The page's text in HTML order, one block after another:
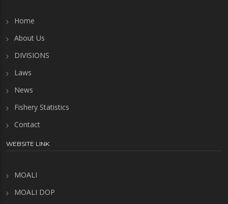
Home
About Us
DIVISIONS
Laws
News
Fishery Statistics
Contact
WEBSITE LINK
MOALI
MOALI DOP